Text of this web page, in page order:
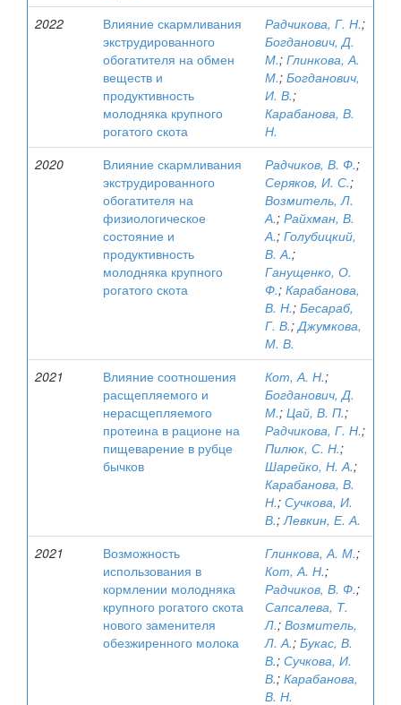
2022
Влияние скармливания
экструдированного
обогатителя на обмен
веществ и
продуктивность
молодняка крупного
рогатого скота
Радчикова, Г. Н.;
Богданович, Д.
М.; Глинкова, А.
М.; Богданович,
И. В.;
Карабанова, В.
Н.
2020
Влияние скармливания
экструдированного
обогатителя на
физиологическое
состояние и
продуктивность
молодняка крупного
рогатого скота
Радчиков, В. Ф.;
Серяков, И. С.;
Возмитель, Л.
А.; Райхман, В.
А.; Голубицкий,
В. А.;
Ганущенко, О.
Ф.; Карабанова,
В. Н.; Бесараб,
Г. В.;Джумкова,
М. В.
2021
Влияние соотношения
расщепляемого и
нерасщепляемого
протеина в рационе на
пищеварение в рубце
бычков
Кот, А. Н.;
Богданович, Д.
М.; Цай, В. П.;
Радчикова, Г. Н.;
Пилюк, С. Н.;
Шарейко, Н. А.;
Карабанова, В.
Н.; Сучкова, И.
В.;Левкин, Е. А.
2021
Возможность
использования в
кормлении молодняка
крупного рогатого скота
нового заменителя
обезжиренного молока
Глинкова, А. М.;
Кот, А. Н.;
Радчиков, В. Ф.;
Сапсалева, Т.
Л.; Возмитель,
Л. А.; Букас, В.
В.; Сучкова, И.
В.; Карабанова,
В. Н.